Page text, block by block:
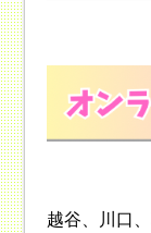
越谷、川口